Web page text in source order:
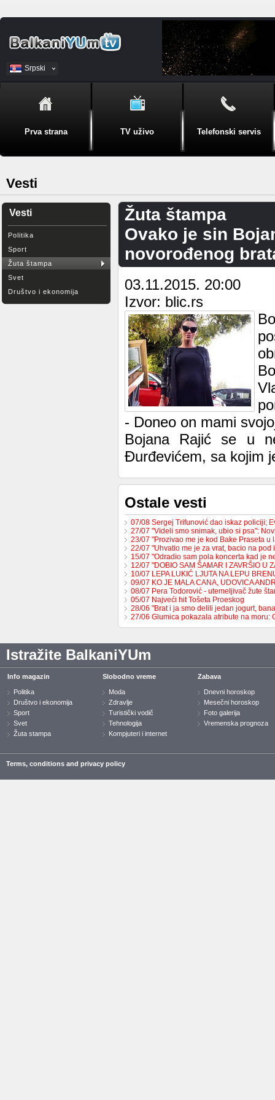
Srpski
BiH
Prva strana TV uživo Telefonski servis
Vesti
Vesti
Politika
Sport
Žuta štampa
Svet
Društvo i ekonomija
Žuta štampa
Ovako je sin
novorođenog
03.11.2015. 20:00
Izvor: blic.rs
- Doneo on mami
Bojana Rajić se u
Đurđevićem, sa kojim
Ostale vesti
07/08 Sergej Trifunović dao iskaz policiji;
27/07 "Videli smo snimak, ubio si psa":
23/07 "Prozivao me je kod Bake Praseta
22/07 "Uhvatio me je za vrat, bacio na
15/07 "Odradio sam pola koncerta kad je
12/07 "DOBIO SAM ŠAMAR I ZAVRŠIO U
10/07 LEPA LUKIĆ LJUTA NA LEPU
09/07 KO JE MALA CANA, UDOVICA
08/07 Pera Todorović - utemeljivač žute
05/07 Najveći hit Tošeta Proeskog
28/06 "Brat i ja smo delili jedan jogurt,
27/06 Glumica pokazala atribute na moru:
Istražite BalkaniYUm
Info magazin
Politika
Društvo i ekonomija
Sport
Svet
Žuta stampa
Slobodno vreme
Moda
Zdravlje
Turistički vodič
Tehnologija
Kompjuteri i internet
Zabava
Dnevni horoskop
Mesečni horoskop
Foto galerija
Vremenska prognoza
Terms, conditions and privacy policy